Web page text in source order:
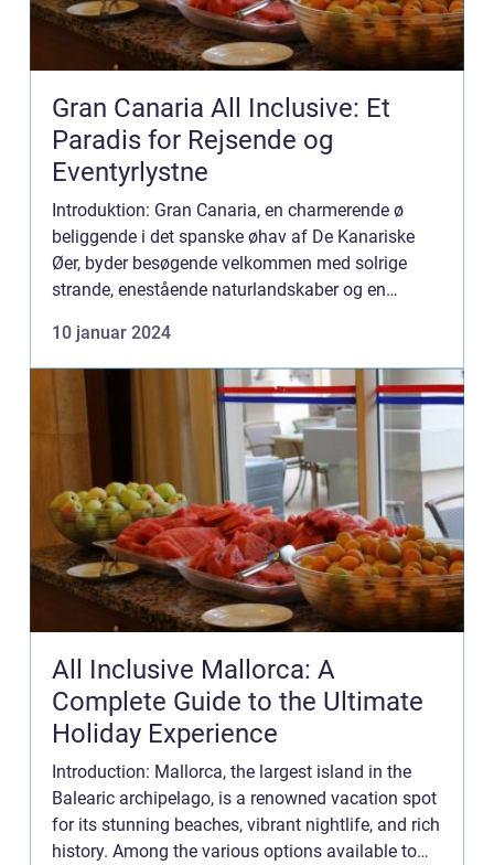
Gran Canaria All Inclusive: Et
Paradis for Rejsende og
Eventyrlystne
Introduktion: Gran Canaria, en charmerende ø
beliggende i det spanske øhav af De Kanariske
Øer, byder besøgende velkommen med solrige
strande, enestående naturlandskaber og en
at nyde en bekymringsfri...
10 januar 2024
All Inclusive Mallorca: A
Complete Guide to the Ultimate
Holiday Experience
Introduction: Mallorca, the largest island in the
Balearic archipelago, is a renowned vacation spot
for its stunning beaches, vibrant nightlife, and rich
history. Among the various options available to